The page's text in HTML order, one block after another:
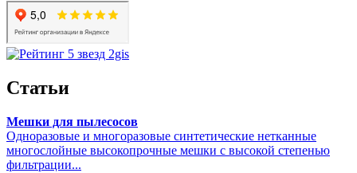
Статьи
Мешки для пылесосов
Одноразовые и многоразовые синтетические нетканные
многослойные высокопрочные мешки с высокой степенью
фильтрации...